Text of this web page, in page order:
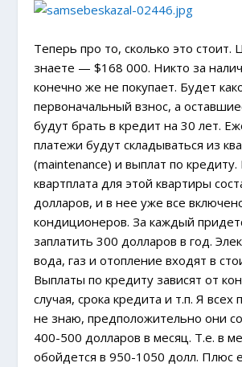
Теперь про то, сколько это стоит.
знаете — $168 000. Никто за
конечно же не покупает. Будет
первоначальный взнос, а
будут брать в кредит на 30 лет.
платежи будут складываться из
(maintenance) и выплат по
квартплата для этой квартиры
долларов, и в нее уже все
кондиционеров. За каждый
заплатить 300 долларов в год.
вода, газ и отопление входят в
Выплаты по кредиту зависят от
случая, срока кредита и т.п. Я всех
не знаю, предположительно они
400-500 долларов в месяц. Т.е. в
обойдется в 950-1050 долл. Плюс